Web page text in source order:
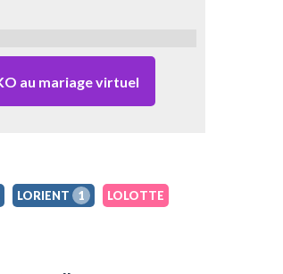
au mariage virtuel
LORIENT 1
LOLOTTE